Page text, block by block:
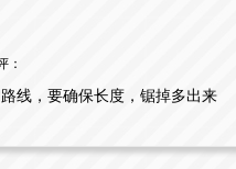
：
线，要确保长度，锯掉多出来